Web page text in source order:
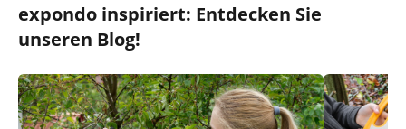
expondo inspiriert: Entdecken Sie
unseren Blog!